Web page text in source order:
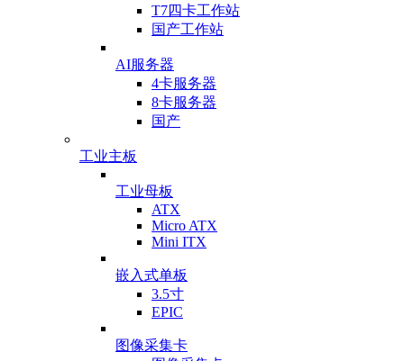
T7四卡工作站
国产工作站
AI服务器
4卡服务器
8卡服务器
国产
工业主板
工业母板
ATX
Micro ATX
Mini ITX
嵌入式单板
3.5寸
EPIC
图像采集卡